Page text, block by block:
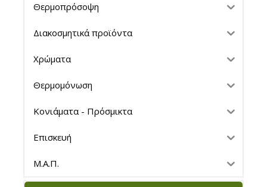
Θερμοπρόσοψη
Διακοσμητικά προϊόντα
Χρώματα
Θερμομόνωση
Κονιάματα - Πρόσμικτα
Επισκευή
Μ.Α.Π.